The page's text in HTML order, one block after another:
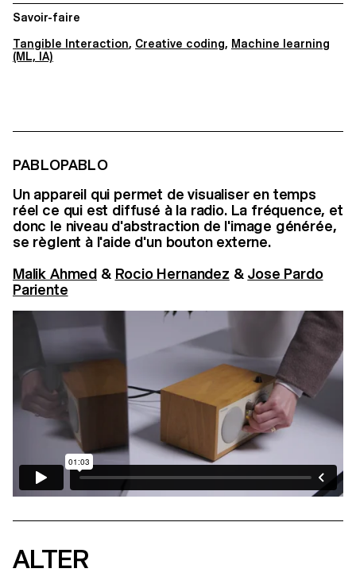
Savoir-faire
Tangible Interaction, Creative coding, Machine learning
(ML, IA)
PABLOPABLO
Un appareil qui permet de visualiser en temps
réel ce qui est diffusé à la radio. La fréquence, et
donc le niveau d'abstraction de l'image générée,
se règlent à l'aide d'un bouton externe.
Malik Ahmed & Rocio Hernandez & Jose Pardo
Pariente
ALTER